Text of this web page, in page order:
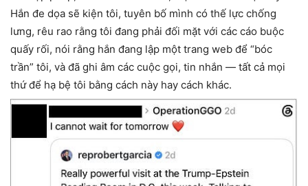
Hắn đe dọa sẽ kiện tôi, tuyên bố mình có thế lực chống
lưng, rêu rao rằng tôi đang phải đối mặt với các cáo buộc
quấy rối, nói rằng hắn đang lập một trang web để “bóc
trần” tôi, và đã ghi âm các cuộc gọi, tin nhắn — tất cả mọi
thứ để hạ bệ tôi bằng cách này hay cách khác.